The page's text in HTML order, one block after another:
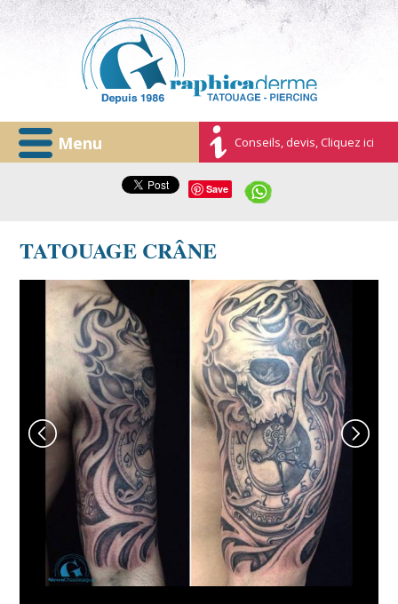
Menu Conseils, devis, Cliquez ici
Save
TATOUAGE CRÂNE
graphicaderme-avignon-skull-arabesque-horloge-
tatouage.jpg